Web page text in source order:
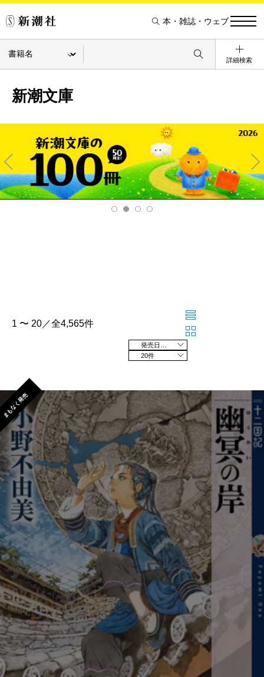
本・雑誌・ウェブ
詳細検索
新潮文庫
Pre
v
Ne
xt
1 〜 20／全4,565件
20件
まもなく発売